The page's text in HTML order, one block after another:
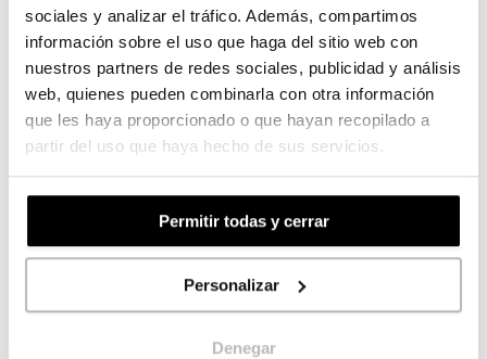
sociales y analizar el tráfico. Además, compartimos
información sobre el uso que haga del sitio web con
nuestros partners de redes sociales, publicidad y análisis
web, quienes pueden combinarla con otra información
que les haya proporcionado o que hayan recopilado a
partir del uso que haya hecho de sus servicios.
Permitir todas y cerrar
Personalizar
Denegar
¿No encuentras lo que buscas?
Pídenos un presupuesto personalizado
Galería